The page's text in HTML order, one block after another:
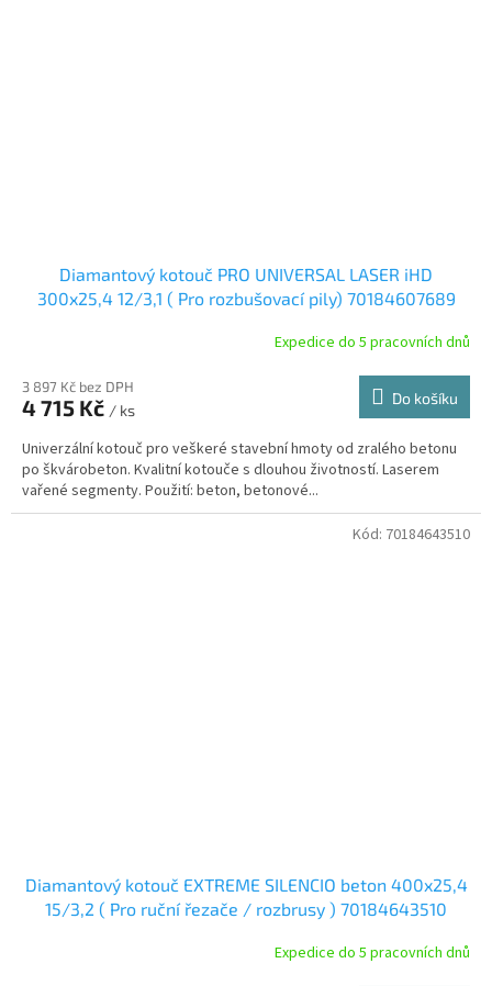
Diamantový kotouč PRO UNIVERSAL LASER iHD
300x25,4 12/3,1 ( Pro rozbušovací pily) 70184607689
Expedice do 5 pracovních dnů
3 897 Kč bez DPH
4 715 Kč / ks
Do košíku
Univerzální kotouč pro veškeré stavební hmoty od zralého betonu
po škvárobeton. Kvalitní kotouče s dlouhou životností. Laserem
vařené segmenty. Použití: beton, betonové...
Diamantový kotouč EXTREME SILENCIO beton 400x25,4
15/3,2 ( Pro ruční řezače / rozbrusy ) 70184643510
Expedice do 5 pracovních dnů
Kód: 70184643510